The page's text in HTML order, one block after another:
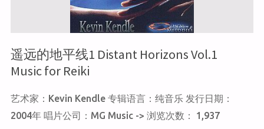
线
2
DISTANT
VOL.2
遥远的地平线1 Distant Horizons Vol.1
Music for Reiki
艺术家：Kevin Kendle 专辑语言：纯音乐 发行日期：
2004年 唱片公司：MG Music -> 浏览次数： 1,937